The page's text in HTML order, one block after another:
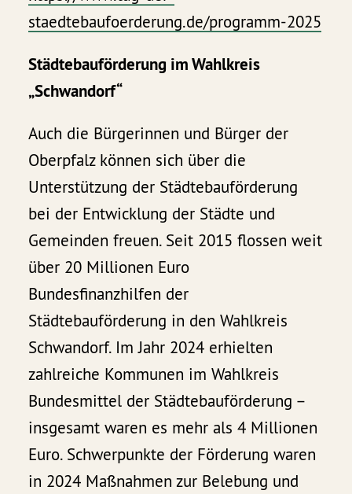
staedtebaufoerderung.de/programm-2025
Städtebauförderung im Wahlkreis
„Schwandorf“
Auch die Bürgerinnen und Bürger der
Oberpfalz können sich über die
Unterstützung der Städtebauförderung
bei der Entwicklung der Städte und
Gemeinden freuen. Seit 2015 flossen weit
über 20 Millionen Euro
Bundesfinanzhilfen der
Städtebauförderung in den Wahlkreis
Schwandorf. Im Jahr 2024 erhielten
zahlreiche Kommunen im Wahlkreis
Bundesmittel der Städtebauförderung –
insgesamt waren es mehr als 4 Millionen
Euro. Schwerpunkte der Förderung waren
in 2024 Maßnahmen zur Belebung und